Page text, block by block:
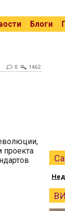
Блоги
0 1462